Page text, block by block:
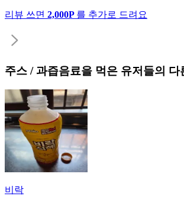
리뷰 쓰면 2,000P 를 추가로 드려요
주스 / 과즙음료을 먹은 유저들의 다
비락